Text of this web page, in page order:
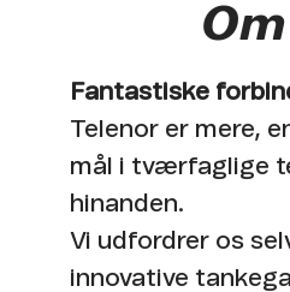
Fantastiske
Telenor er mere,
mål i tværfaglige
hinanden.​
Vi udfordrer os
innovative